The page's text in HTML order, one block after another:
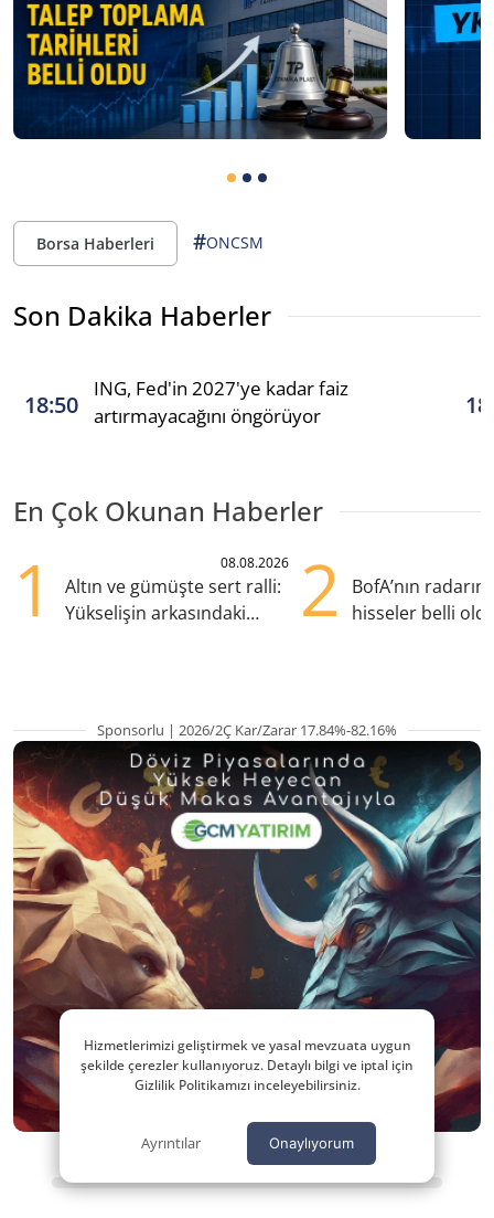
Borsa Haberleri #ONCSM
Son Dakika Haberler
18:50
ING, Fed'in 2027'ye kadar faiz
artırmayacağını öngörüyor
En Çok Okunan Haberler
1 08.08.2026
Altın ve gümüşte sert ralli:
Yükselişin arkasındaki
2
BofA’nın
hisseler belli
Sponsorlu | 2026/2Ç Kar/Zarar 17.84%-82.16%
Hizmetlerimizi geliştirmek ve yasal mevzuata uygun
şekilde çerezler kullanıyoruz. Detaylı bilgi ve iptal için
Gizlilik Politikamızı inceleyebilirsiniz.
Ayrıntılar Onaylıyorum